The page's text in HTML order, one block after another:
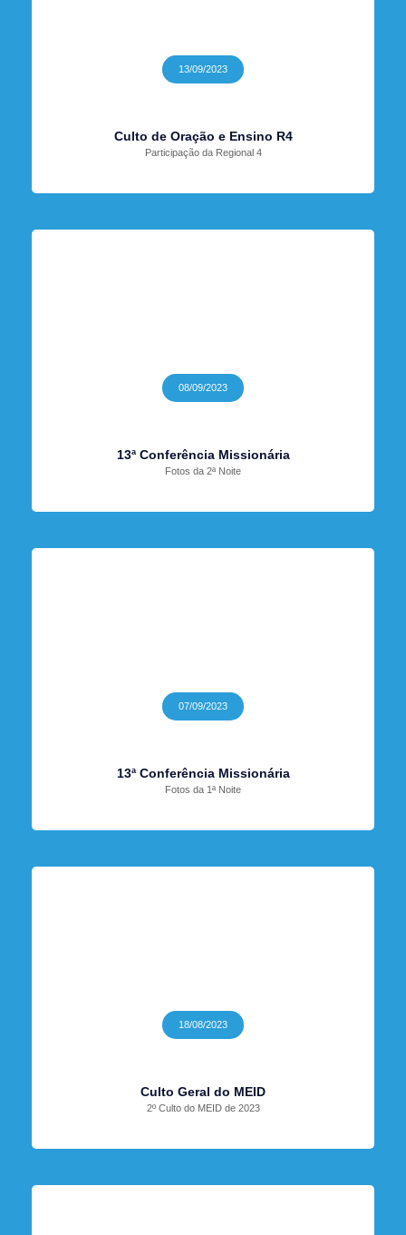
13/09/2023
Culto de Oração e Ensino R4
Participação da Regional 4
08/09/2023
13ª Conferência Missionária
Fotos da 2ª Noite
07/09/2023
13ª Conferência Missionária
Fotos da 1ª Noite
18/08/2023
Culto Geral do MEID
2º Culto do MEID de 2023